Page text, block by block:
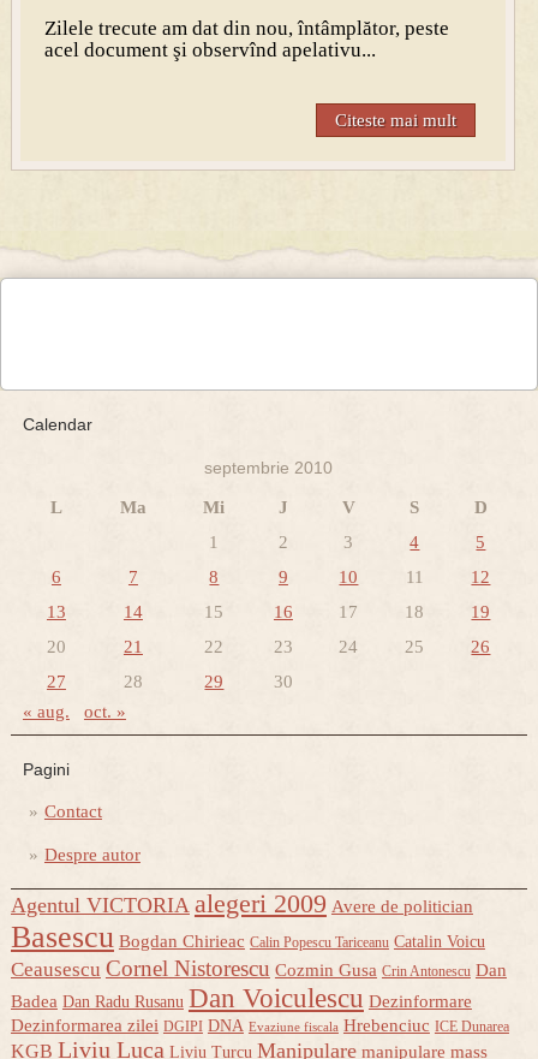
Zilele trecute am dat din nou, întâmplător, peste
acel document şi observînd apelativu...
Citeste mai mult
Calendar
septembrie 2010
L Ma Mi J V S
D
1
2 3 4
5
6
7 8 9 10 11
12
13
14 15 16 17 18
19
20
21 22 23 24 25
26
27
28 29 30
« aug. oct. »
Pagini
Contact
Despre autor
Agentul VICTORIA alegeri 2009 Avere de politician
Basescu Bogdan Chirieac Calin Popescu Tariceanu Catalin Voicu
Ceausescu Cornel Nistorescu Cozmin Gusa Crin Antonescu Dan
Badea Dan Radu Rusanu Dan Voiculescu Dezinformare
Dezinformarea zilei DGIPI DNA Evaziune fiscala Hrebenciuc ICE Dunarea
KGB Liviu Luca Liviu Turcu Manipulare manipulare mass